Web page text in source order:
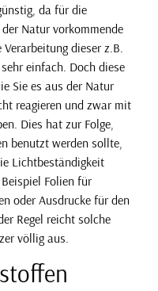
da für die
Natur vorkommende
dieser z.B.
einfach. Doch diese
Sie es aus der Natur
reagieren und zwar mit
Dies hat zur Folge,
benutzt werden sollte,
Lichtbeständigkeit
Folien für
oder Ausdrucke für den
Regel reicht solche
völlig aus.